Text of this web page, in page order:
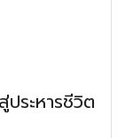
ระหารชีวิต